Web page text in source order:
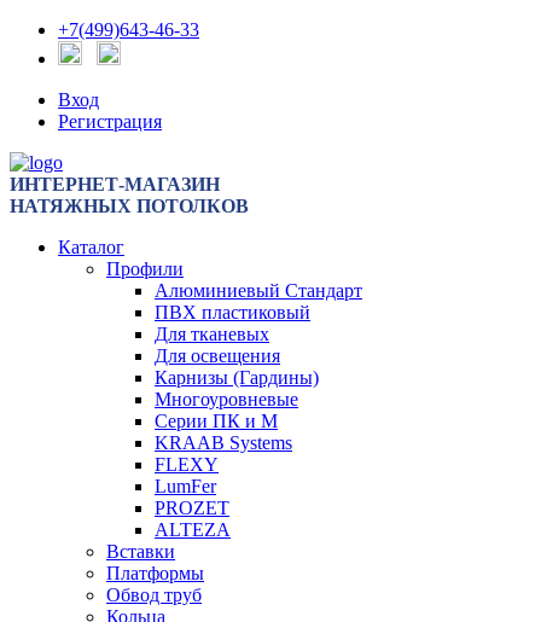
+7(499)643-46-33
Вход
Регистрация
ИНТЕРНЕТ-МАГАЗИН
НАТЯЖНЫХ ПОТОЛКОВ
Каталог
Профили
Алюминиевый Стандарт
ПВХ пластиковый
Для тканевых
Для освещения
Карнизы (Гардины)
Многоуровневые
Серии ПК и М
KRAAB Systems
FLEXY
LumFer
PROZET
ALTEZA
Вставки
Платформы
Обвод труб
Кольца